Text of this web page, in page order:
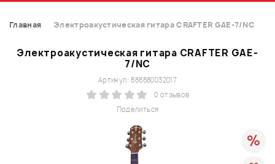
Главная Электроакустическая гитара CRAFTER GAE-7/NC
Электроакустическая гитара CRAFTER GAE-
7/NC
Поделиться
Артикул: 888880032017
0 отзывов